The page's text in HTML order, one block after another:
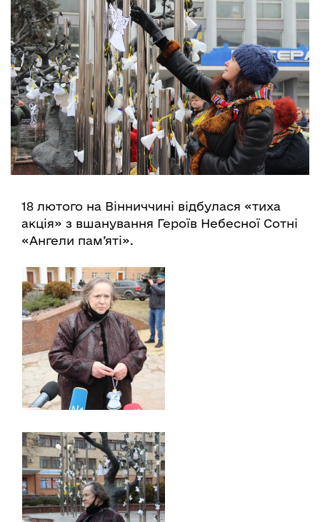
18 лютого на Вінниччині відбулася «тиха
акція» з вшанування Героїв Небесної Сотні
«Ангели пам’яті».